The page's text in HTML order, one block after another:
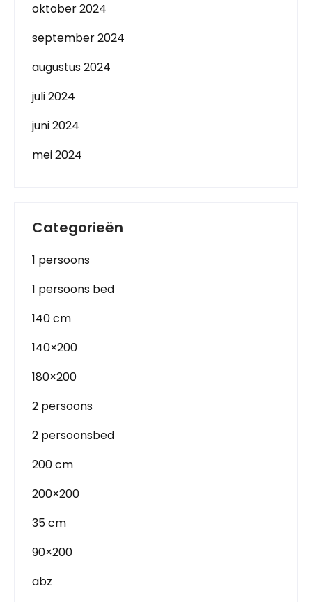
oktober 2024
september 2024
augustus 2024
juli 2024
juni 2024
mei 2024
Categorieën
1 persoons
1 persoons bed
140 cm
140×200
180×200
2 persoons
2 persoonsbed
200 cm
200×200
35 cm
90×200
abz